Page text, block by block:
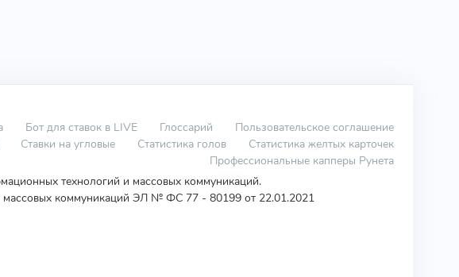
Бот для ставок в LIVE Глоссарий
Пользовательское соглашение
Ставки на угловые Статистика голов
Статистика желтых карточек
Профессиональные капперы Рунета
технологий и массовых коммуникаций.
массовых коммуникаций ЭЛ № ФС 77 - 80199 от 22.01.2021